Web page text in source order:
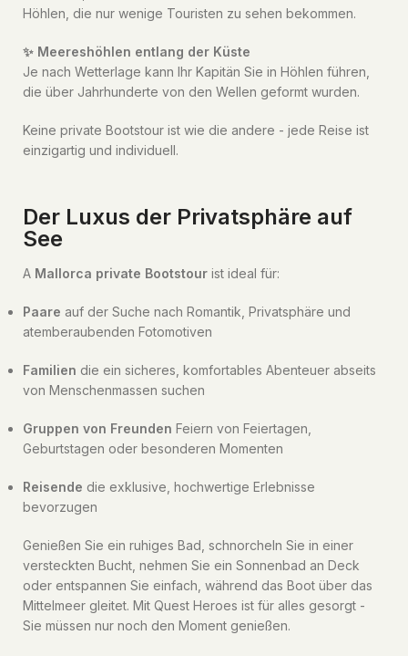
Höhlen, die nur wenige Touristen zu sehen bekommen.
✨ Meereshöhlen entlang der Küste
Je nach Wetterlage kann Ihr Kapitän Sie in Höhlen führen,
die über Jahrhunderte von den Wellen geformt wurden.
Keine private Bootstour ist wie die andere - jede Reise ist
einzigartig und individuell.
Der Luxus der Privatsphäre auf
See
A Mallorca private Bootstour ist ideal für:
Paare auf der Suche nach Romantik, Privatsphäre und
atemberaubenden Fotomotiven
Familien die ein sicheres, komfortables Abenteuer abseits
von Menschenmassen suchen
Gruppen von Freunden Feiern von Feiertagen,
Geburtstagen oder besonderen Momenten
Reisende die exklusive, hochwertige Erlebnisse
bevorzugen
Genießen Sie ein ruhiges Bad, schnorcheln Sie in einer
versteckten Bucht, nehmen Sie ein Sonnenbad an Deck
oder entspannen Sie einfach, während das Boot über das
Mittelmeer gleitet. Mit Quest Heroes ist für alles gesorgt -
Sie müssen nur noch den Moment genießen.